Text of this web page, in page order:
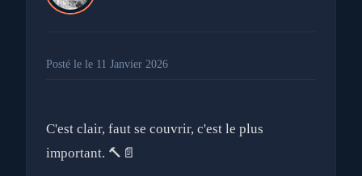
Posté le le 11 Janvier 2026
C'est clair, faut se couvrir, c'est le plus